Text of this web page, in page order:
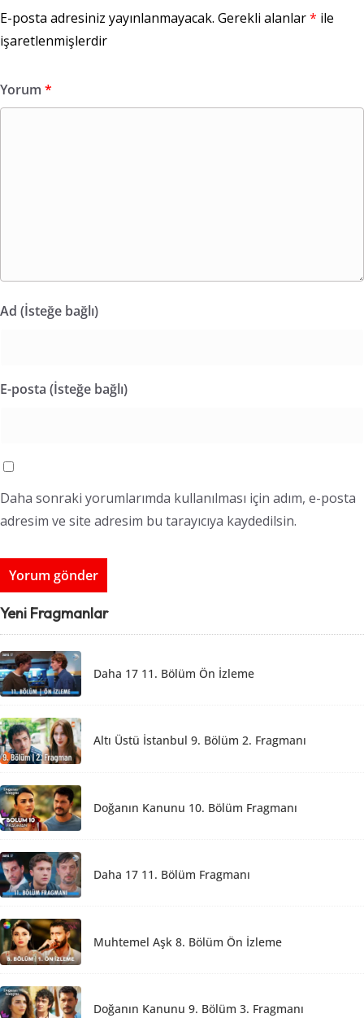
E-posta adresiniz yayınlanmayacak. Gerekli alanlar* ile
işaretlenmişlerdir
Yorum *
Ad (İsteğe bağlı)
E-posta (İsteğe bağlı)
Daha sonraki yorumlarımda kullanılması için adım, e-posta
adresim ve site adresim bu tarayıcıya kaydedilsin.
Yeni Fragmanlar
Daha 17 11. Bölüm Ön İzleme
Altı Üstü İstanbul 9. Bölüm 2. Fragmanı
Doğanın Kanunu 10. Bölüm Fragmanı
Daha 17 11. Bölüm Fragmanı
Muhtemel Aşk 8. Bölüm Ön İzleme
Doğanın Kanunu 9. Bölüm 3. Fragmanı